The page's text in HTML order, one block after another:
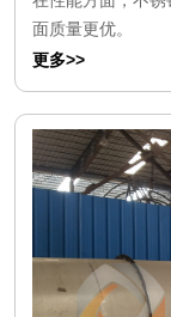
面质量更优。
更多>>